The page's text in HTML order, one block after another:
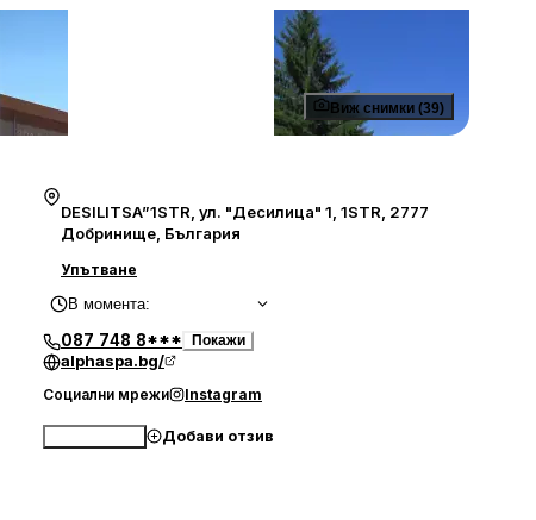
Виж снимки (39)
DESILITSA”1STR, ул. "Десилица" 1, 1STR, 2777
Добринище, България
Упътване
В момента:
087 748 8*** Покажи
alphaspa.bg/
Социални мрежи Instagram
Добави отзив